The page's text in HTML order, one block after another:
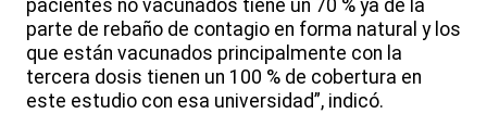
pacientes no vacunados tiene un 70 % ya de la
parte de rebaño de contagio en forma natural y los
que están vacunados principalmente con la
tercera dosis tienen un 100 % de cobertura en
este estudio con esa universidad”, indicó.